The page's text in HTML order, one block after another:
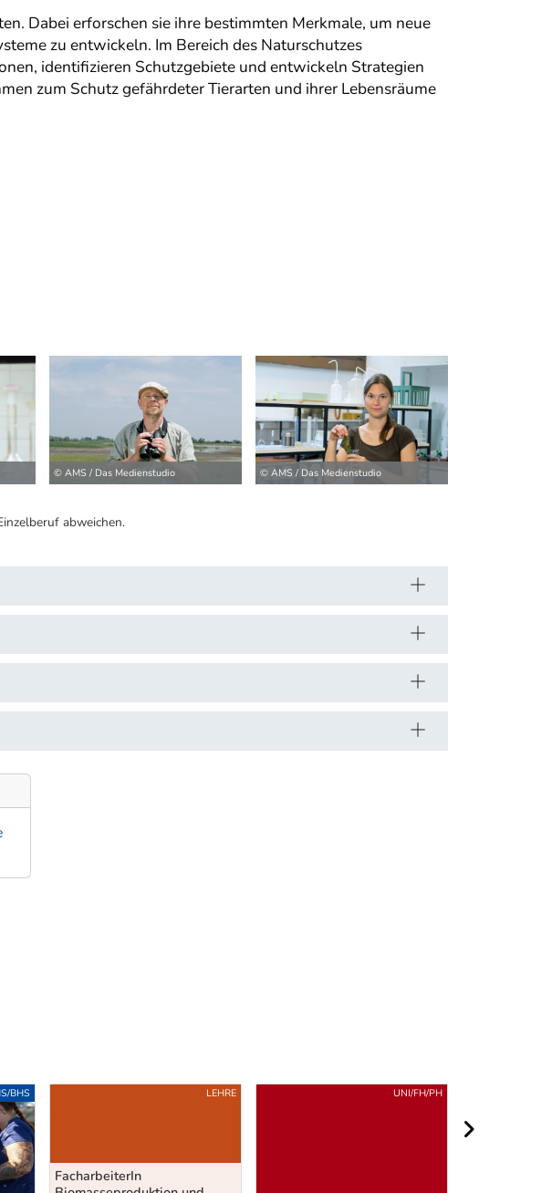
Dabei erforschen sie ihre bestimmten Merkmale, um neue
zu entwickeln. Im Bereich des Naturschutzes
identifizieren Schutzgebiete und entwickeln Strategien
zum Schutz gefährdeter Tierarten und ihrer Lebensräume
© AMS / Das Medienstudio © AMS / Das Medienstudio
abweichen.
BHS
FacharbeiterIn
LEHRE UNI/FH/PH